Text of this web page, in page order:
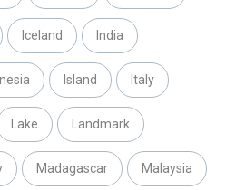
Iceland India
Island Italy
Lake Landmark
Madagascar Malaysia